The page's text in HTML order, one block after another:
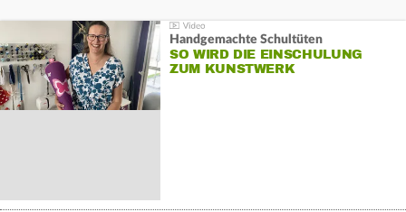
Handgemachte Schultüten
SO WIRD DIE EINSCHULUNG
ZUM KUNSTWERK